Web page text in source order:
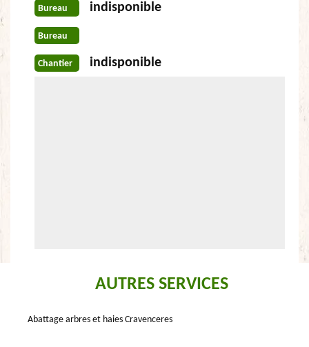
Bureau indisponible
Bureau
Chantier indisponible
AUTRES SERVICES
Abattage arbres et haies Cravenceres